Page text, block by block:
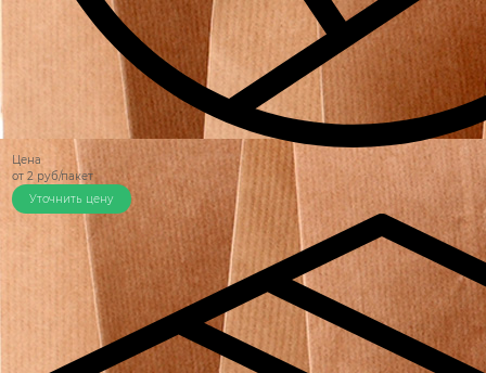
Цена
от 2 руб/пакет
Уточнить цену